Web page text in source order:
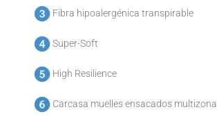
Fibra hipoalergénica transpirable
Super-Soft
High Resilience
Carcasa muelles ensacados multizonal